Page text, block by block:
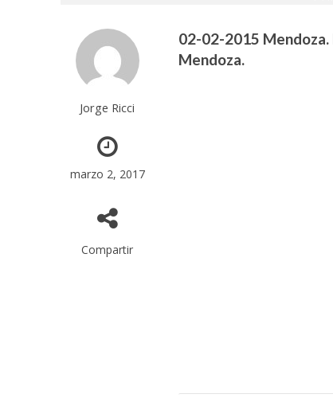
Jorge Ricci
marzo 2, 2017
Compartir
02-02-2015
Mendoza.